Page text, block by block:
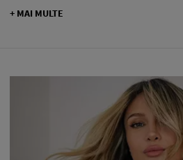
+ MAI MULTE